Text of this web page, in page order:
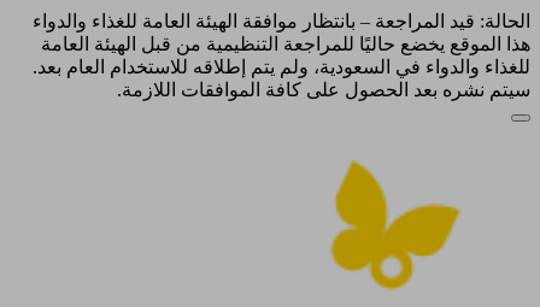
الحالة: قيد المراجعة – بانتظار موافقة الهيئة العامة للغذاء والدواء
هذا الموقع يخضع حاليًا للمراجعة التنظيمية من قبل الهيئة العامة
للغذاء والدواء في السعودية، ولم يتم إطلاقه للاستخدام العام بعد.
سيتم نشره بعد الحصول على كافة الموافقات اللازمة.